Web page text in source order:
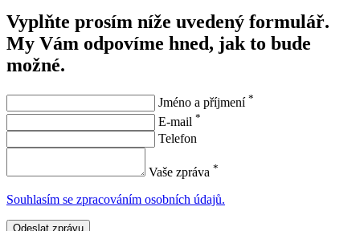
Vyplňte prosím níže uvedený formulář.
My Vám odpovíme hned, jak to bude
možné.
Jméno a příjmení *
E-mail *
Telefon
Vaše zpráva *
Souhlasím se zpracováním osobních údajů.